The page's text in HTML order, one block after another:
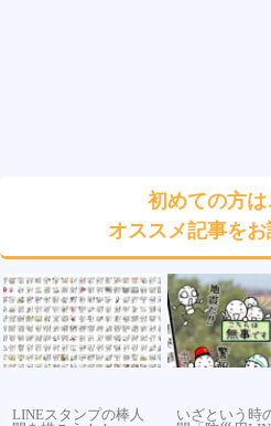
初めての方
オススメ記事を
LINEスタンプの棒人
いざという時